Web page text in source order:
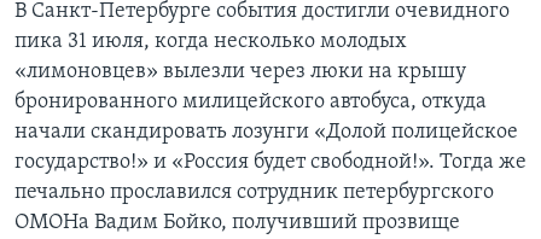
В Санкт-Петербурге cобытия достигли oчевидного
пика 31 июля, когда несколько молодых
«лимоновцев» вылезли через люки на крышу
бронированного милицейского автобуса, откуда
начали скандировать лозунги «Долой полицейское
государство!» и «Россия будет свободной!». Тогда же
печально прославился сотрудник петербургского
ОМОНа Вадим Бойко, получивший прозвище